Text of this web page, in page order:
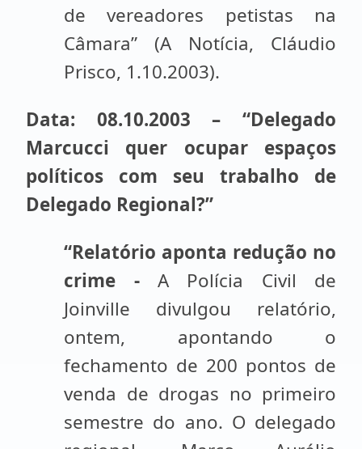
de vereadores petistas na
Câmara” (A Notícia, Cláudio
Prisco, 1.10.2003).
Data: 08.10.2003 – “Delegado
Marcucci quer ocupar espaços
políticos com seu trabalho de
Delegado Regional?”
“Relatório aponta redução no
crime - A Polícia Civil de
Joinville divulgou relatório,
ontem, apontando o
fechamento de 200 pontos de
venda de drogas no primeiro
semestre do ano. O delegado